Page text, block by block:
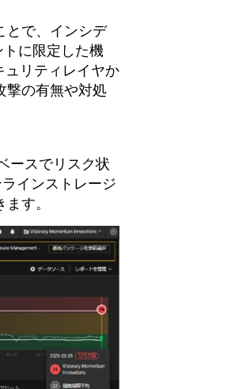
とで、インシデ
に限定した機
ュリティレイヤか
撃の有無や対処
ースでリスク状
インストレージ
す。